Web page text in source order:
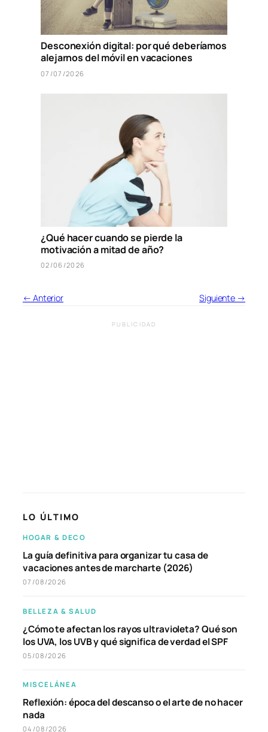
Desconexión digital: por qué deberíamos
alejarnos del móvil en vacaciones
07/07/2026
¿Qué hacer cuando se pierde la
motivación a mitad de año?
02/06/2026
← Anterior Siguiente →
PUBLICIDAD
LO ÚLTIMO
HOGAR & DECO
La guía definitiva para organizar tu casa de
vacaciones antes de marcharte (2026)
07/08/2026
BELLEZA & SALUD
¿Cómo te afectan los rayos ultravioleta? Qué son
los UVA, los UVB y qué significa de verdad el SPF
05/08/2026
MISCELÁNEA
Reflexión: época del descanso o el arte de no hacer
nada
04/08/2026